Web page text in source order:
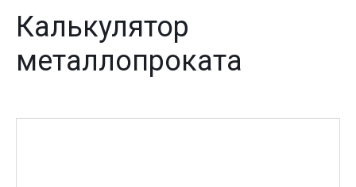
Калькулятор
металлопроката